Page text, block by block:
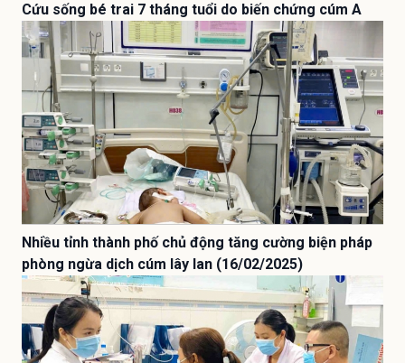
Cứu sống bé trai 7 tháng tuổi do biến chứng cúm A
Nhiều tỉnh thành phố chủ động tăng cường biện pháp
phòng ngừa dịch cúm lây lan (16/02/2025)